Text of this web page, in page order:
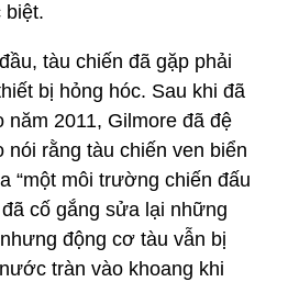
biệt.
tàu chiến đã gặp phải
bị hỏng hóc. Sau khi đã
năm 2011, Gilmore đã đệ
nói rằng tàu chiến ven biển
“một môi trường chiến đấu
cố gắng sửa lại những
động cơ tàu vẫn bị
tràn vào khoang khi